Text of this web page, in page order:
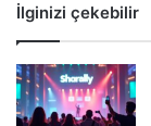
İlginizi çekebilir